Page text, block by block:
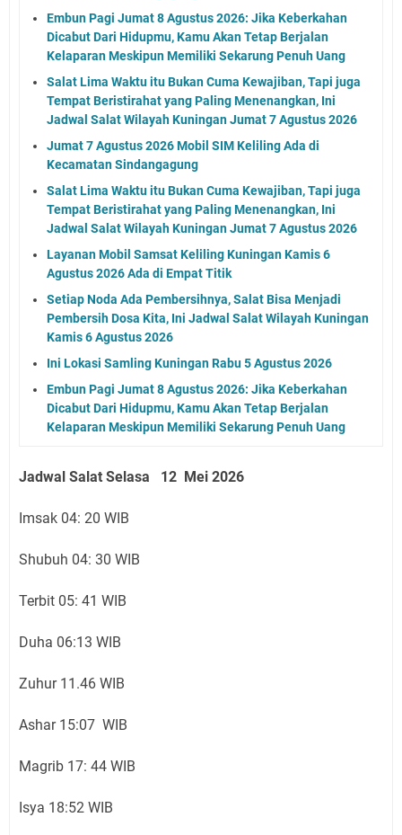
Embun Pagi Jumat 8 Agustus 2026: Jika Keberkahan
Dicabut Dari Hidupmu, Kamu Akan Tetap Berjalan
Kelaparan Meskipun Memiliki Sekarung Penuh Uang
Salat Lima Waktu itu Bukan Cuma Kewajiban, Tapi juga
Tempat Beristirahat yang Paling Menenangkan, Ini
Jadwal Salat Wilayah Kuningan Jumat 7 Agustus 2026
Jumat 7 Agustus 2026 Mobil SIM Keliling Ada di
Kecamatan Sindangagung
Salat Lima Waktu itu Bukan Cuma Kewajiban, Tapi juga
Tempat Beristirahat yang Paling Menenangkan, Ini
Jadwal Salat Wilayah Kuningan Jumat 7 Agustus 2026
Layanan Mobil Samsat Keliling Kuningan Kamis 6
Agustus 2026 Ada di Empat Titik
Setiap Noda Ada Pembersihnya, Salat Bisa Menjadi
Pembersih Dosa Kita, Ini Jadwal Salat Wilayah Kuningan
Kamis 6 Agustus 2026
Ini Lokasi Samling Kuningan Rabu 5 Agustus 2026
Embun Pagi Jumat 8 Agustus 2026: Jika Keberkahan
Dicabut Dari Hidupmu, Kamu Akan Tetap Berjalan
Kelaparan Meskipun Memiliki Sekarung Penuh Uang
Jadwal Salat Selasa 12 Mei 2026
Imsak 04: 20 WIB
Shubuh 04: 30 WIB
Terbit 05: 41 WIB
Duha 06:13 WIB
Zuhur 11.46 WIB
Ashar 15:07 WIB
Magrib 17: 44 WIB
Isya 18:52 WIB